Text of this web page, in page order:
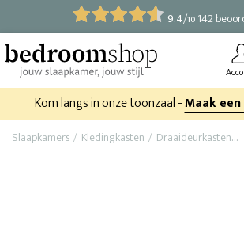
9.4/10 142
Kom langs in onze toonzaal -Maak
Slaapkamers Kledingkasten Draaideurkasten